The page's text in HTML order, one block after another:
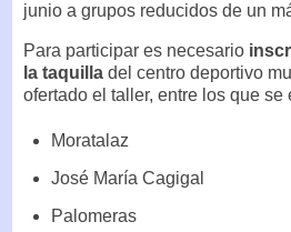
junio a grupos reducidos de un
Para participar es necesario
la taquilla del centro deportivo
ofertado el taller, entre los que se
Moratalaz
José María Cagigal
Palomeras